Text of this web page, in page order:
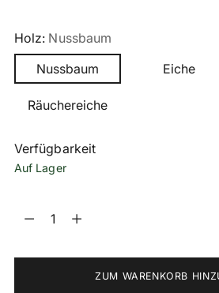
Holz: Nussbaum
Nussbaum
Eiche
Räuchereiche
Verfügbarkeit
Auf Lager
Menge
ZUM WARENKORB